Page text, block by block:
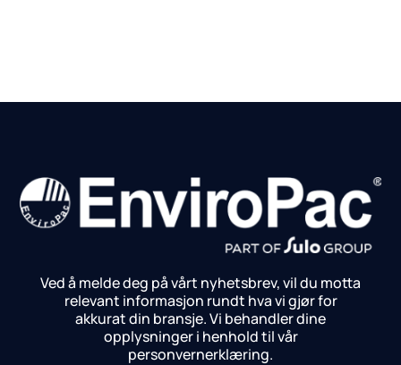
Ved å melde deg på vårt nyhetsbrev, vil du motta
relevant informasjon rundt hva vi gjør for
akkurat din bransje.Vi behandler dine
opplysninger i henhold til vår
personvernerklæring.